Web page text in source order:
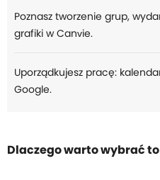
Poznasz tworzenie grup,
grafiki w Canvie.
Uporządkujesz pracę:
Google.
Dlaczego warto wybrać